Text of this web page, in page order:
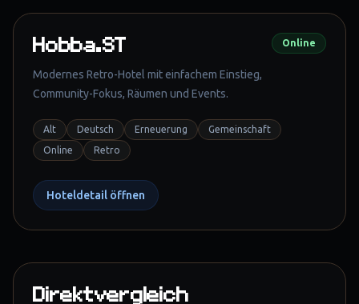
Hobba.ST
Modernes Retro-Hotel mit einfachem Einstieg,
Community-Fokus, Räumen und Events.
Online
Alt Deutsch Erneuerung
Gemeinschaft
Online
Retro
Hoteldetail öffnen
Direktvergleich